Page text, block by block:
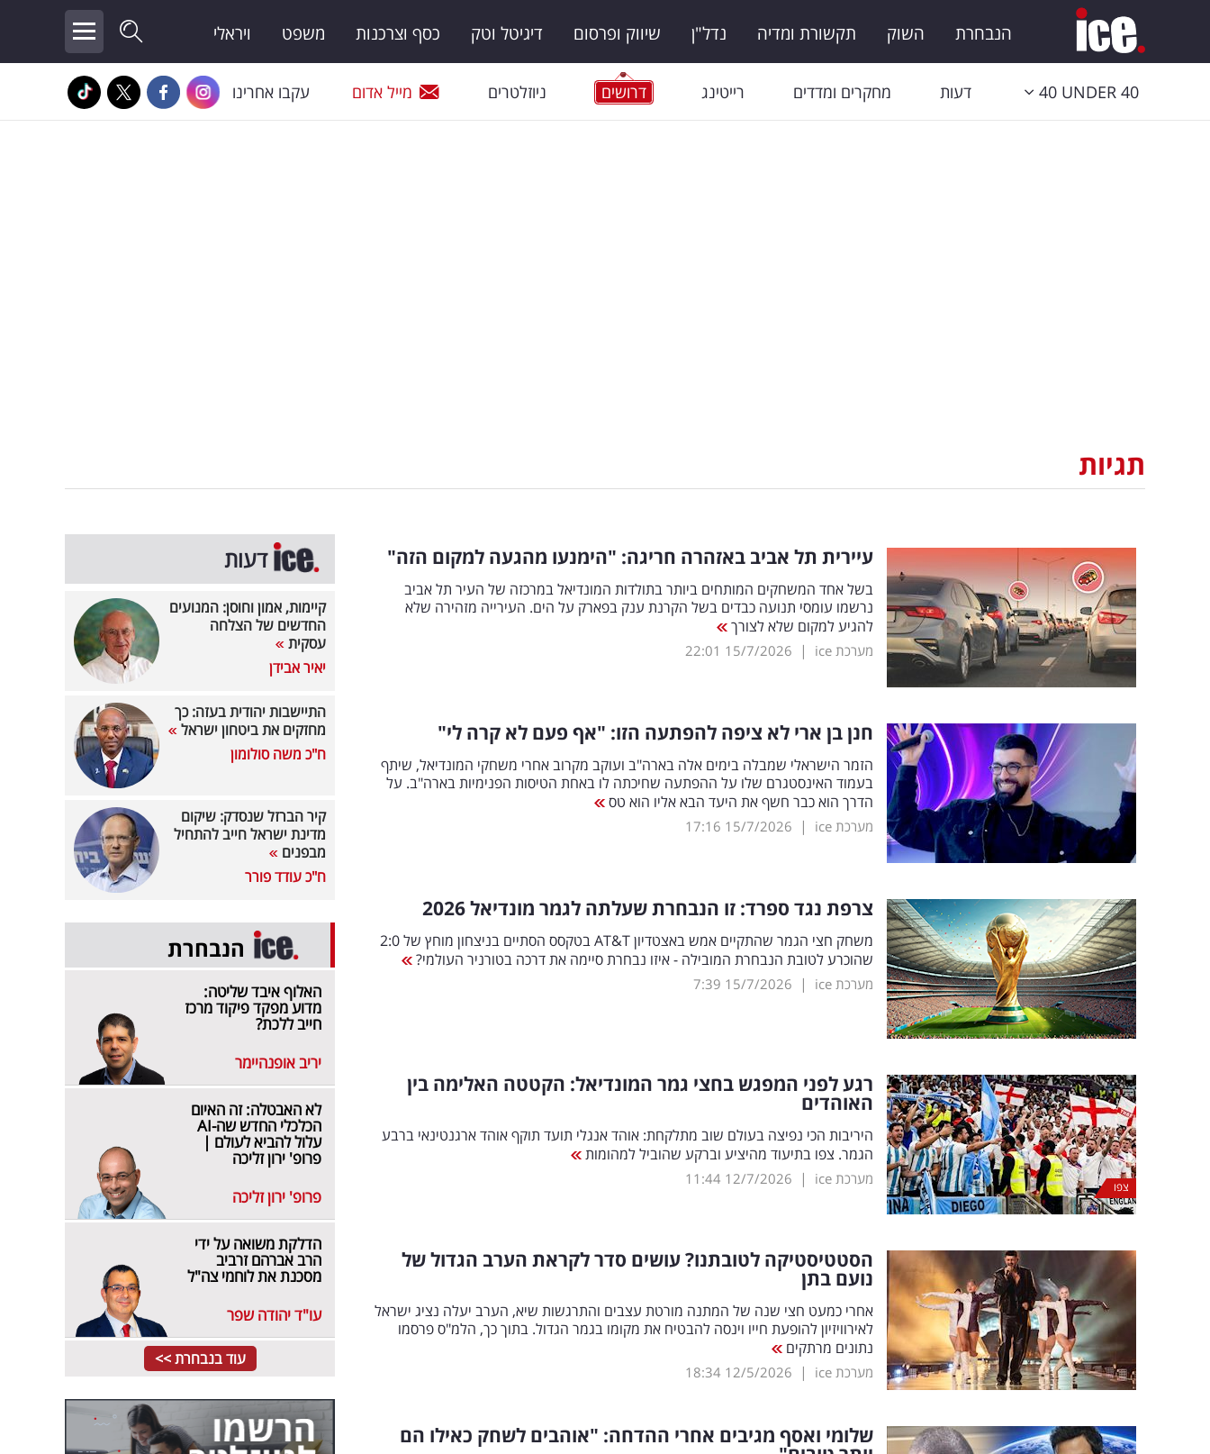
הנבחרת השוק תקשורת ומדיה נדל"ן שיווק ופרסום דיגיטל וטק כסף וצרכנות משפט ויראלי
40 UNDER 40 דעות מחקרים ומדדים רייטינג דרושים ניוזלטרים מייל אדום עקבו אחרינו
תגיות
עיירית תל אביב באזהרה חריגה: "הימנעו מהגעה למקום הזה"
בשל אחד המשחקים המותחים ביותר בתולדות המונדיאל במרכזה של העיר תל אביב
נרשמו עומסי תנועה כבדים בשל הקרנת ענק בפארק על הים. העירייה מזהירה שלא
להגיע למקום שלא לצורך
מערכת ice |
15/7/2026
22:01
חנן בן ארי לא ציפה להפתעה הזו: "אף פעם לא קרה לי"
הזמר הישראלי שמבלה בימים אלה בארה"ב ועוקב מקרוב אחרי משחקי המונדיאל, שיתף
בעמוד האינסטגרם שלו על ההפתעה שחיכתה לו באחת הטיסות הפנימיות בארה"ב. על
הדרך הוא כבר חשף את היעד הבא אליו הוא טס
מערכת ice |
15/7/2026
17:16
צרפת נגד ספרד: זו הנבחרת שעלתה לגמר מונדיאל 2026
משחק חצי הגמר שהתקיים אמש באצטדיון AT&T בטקסס הסתיים בניצחון מוחץ של 2:0
שהוכרע לטובת הנבחרת המובילה - איזו נבחרת סיימה את דרכה בטורניר העולמי?
מערכת ice |
15/7/2026
7:39
צפו
רגע לפני המפגש בחצי גמר המונדיאל: הקטטה האלימה בין
האוהדים
היריבות הכי נפיצה בעולם שוב מתלקחת: אוהד אנגלי תועד תוקף אוהד ארגנטינאי ברבע
הגמר. צפו בתיעוד מהיציע וברקע שהוביל למהומות
מערכת ice |
12/7/2026
11:44
הסטטיסטיקה לטובתנו? עושים סדר לקראת הערב הגדול של
נועם בתן
אחרי כמעט חצי שנה של המתנה מורטת עצבים והתרגשות שיא, הערב יעלה נציג ישראל
לאירוויזיון להופעת חייו וינסה להבטיח את מקומו בגמר הגדול. בתוך כך, הלמ"ס פרסמו
נתונים מרתקים
מערכת ice |
12/5/2026
18:34
שלומי ואסף מגיבים אחרי ההדחה: "אוהבים לשחק כאילו הם
דעות
קיימות, אמון וחוסן: המנועים
החדשים של הצלחה
עסקית
יאיר אבידן
התיישבות יהודית בעזה: כך
מחזקים את ביטחון ישראל
ח"כ משה סולומון
קיר הברזל שנסדק: שיקום
מדינת ישראל חייב להתחיל
מבפנים
ח"כ עודד פורר
הנבחרת
האלוף איבד שליטה:
מדוע מפקד פיקוד מרכז
חייב ללכת?
יריב אופנהיימר
לא האבטלה: זה האיום
הכלכלי החדש שה-AI
עלול להביא לעולם |
פרופ' ירון זליכה
פרופ' ירון זליכה
הדלקת משואה על ידי
הרב אברהם זרביב
מסכנת את לוחמי צה"ל
עו"ד יהודה שפר
עוד בנבחרת >>